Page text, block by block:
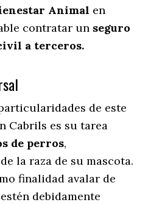
Animal en
contratar un seguro
a terceros.
de este
Cabrils es su tarea
de perros,
la raza de su mascota.
finalidad avalar de
debidamente